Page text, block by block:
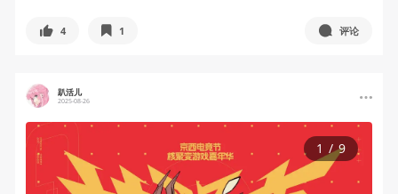
4 1 评论
趴活儿
2025-08-26
1 /9